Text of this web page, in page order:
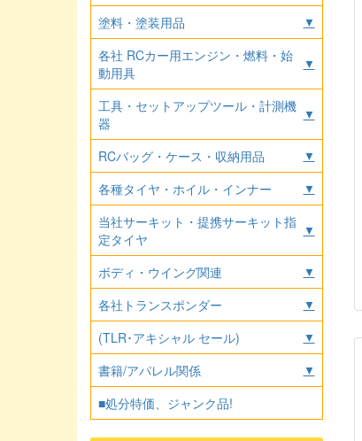
塗料・塗装用品 ▼
各社 RCカー用エンジン・燃料・始
動用具
▼
工具・セットアップツール・計測機
器
▼
RCバッグ・ケース・収納用品 ▼
各種タイヤ・ホイル・インナー ▼
当社サーキット・提携サーキット指
定タイヤ
▼
ボディ・ウイング関連 ▼
各社トランスポンダー ▼
(TLR･アキシャル セール) ▼
書籍/アパレル関係 ▼
■処分特価、ジャンク品!